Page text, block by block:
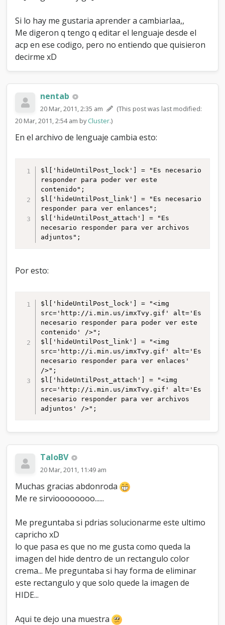
a
e
n
e
l
H
e
n
t
Si lo hay me gustaria aprender a cambiarlaa,,
Me digeron q tengo q editar el lenguaje desde el
acp en ese codigo, pero no entiendo que quisieron
decirme xD
nentab
20 Mar, 2011, 2:35 am
(This post was last modified:
20 Mar, 2011, 2:54 am byCluster.)
En el archivo de lenguaje cambia esto:
$l['hideUntilPost_lock'] = "Es necesario
responder para poder ver este
contenido";
$l['hideUntilPost_link'] = "Es necesario
responder para ver enlances";
$l['hideUntilPost_attach'] = "Es
necesario responder para ver archivos
adjuntos";
Por esto:
$l['hideUntilPost_lock'] = "<img
src='http://i.min.us/imxTvy.gif' alt='Es
necesario responder para poder ver este
contenido' />";
$l['hideUntilPost_link'] = "<img
src='http://i.min.us/imxTvy.gif' alt='Es
necesario responder para ver enlaces'
/>";
$l['hideUntilPost_attach'] = "<img
src='http://i.min.us/imxTvy.gif' alt='Es
necesario responder para ver archivos
adjuntos' />";
TaloBV
20 Mar, 2011, 11:49 am
Muchas gracias abdonroda
Me re sirvioooooooo......
Me preguntaba si pdrias solucionarme este ultimo
capricho xD
lo que pasa es que no me gusta como queda la
imagen del hide dentro de un rectangulo color
crema... Me preguntaba si hay forma de eliminar
este rectangulo y que solo quede la imagen de
HIDE...
Aqui te dejo una muestra